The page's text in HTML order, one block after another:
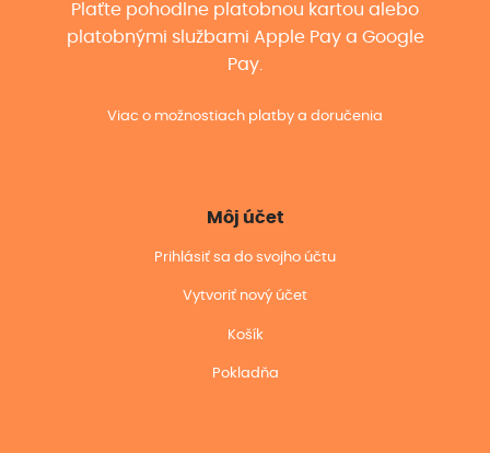
Plaťte pohodlne platobnou kartou alebo
platobnými službami Apple Pay a Google
Pay.
Viac o možnostiach platby a doručenia
Môj účet
Prihlásiť sa do svojho účtu
Vytvoriť nový účet
Košík
Pokladňa